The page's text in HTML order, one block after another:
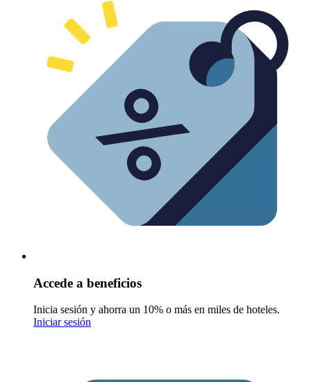
Accede a beneficios
Inicia sesión y ahorra un 10% o más en miles de hoteles.
Iniciar sesión